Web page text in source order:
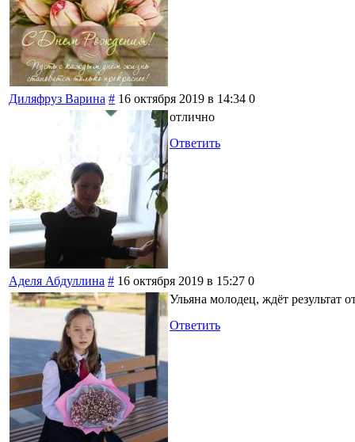
Диляфруз Варина # 16 октября 2019 в 14:34 0
отлично
Ответить
Аделя Абдуллина # 16 октября 2019 в 15:27 0
Ульяна молодец, ждёт результат
Ответить